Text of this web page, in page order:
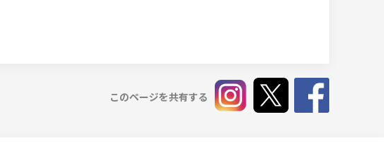
このページを共有する